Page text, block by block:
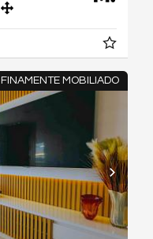
FINAMENTE MOBILIADO